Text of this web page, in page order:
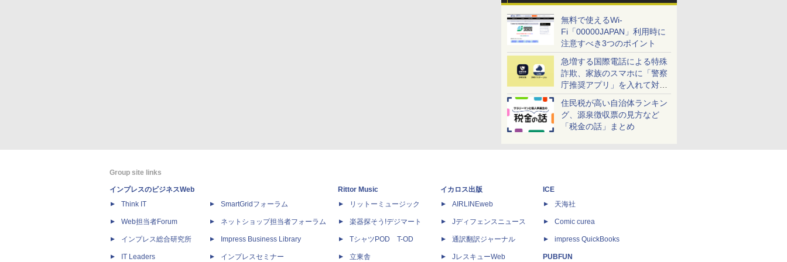
無料で使えるWi-
Fi「00000JAPAN」利用時に
注意すべき3つのポイント
急増する国際電話による特殊
詐欺、家族のスマホに「警察
庁推奨アプリ」を入れて対策
しよう！
住民税が高い自治体ランキン
グ、源泉徴収票の見方など
「税金の話」まとめ
Group site links
インプレスのビジネスWeb
Think IT
Web担当者Forum
インプレス総合研究所
IT Leaders
SmartGridフォーラム
ネットショップ担当者フォーラム
Impress Business Library
インプレスセミナー
Rittor Music
リットーミュージック
楽器探そう!デジマート
TシャツPOD T-OD
立東舎
イカロス出版
AIRLINEweb
Jディフェンスニュース
通訳翻訳ジャーナル
JレスキューWeb
ICE
天海社
Comic curea
impress QuickBooks
PUBFUN